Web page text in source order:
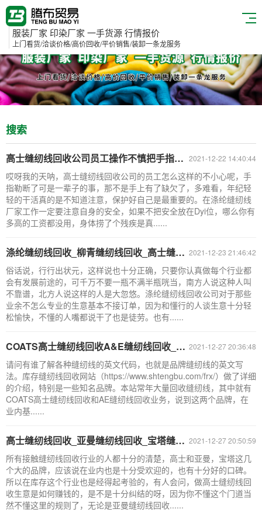
服装厂家 印染厂家 一手货源 行情报价
上门看货/洽谈价格/高价回收/平价销售/装卸一条龙服务
搜索
2021-12-22 14:40:44
高士缝纫线回收公司员工操作不慎把手指勒断
哎呀我的天呐，高士缝纫线回收公司的员工怎么这样的不小心呢，手
指勒断了可是一辈子的事，那不是手上有了缺欠了，多难看，年纪轻
轻的干活真的是不知道注意，保护好自己是最重要的。在涤纶缝纫线
厂家工作一定要注意自身的安全，如果不把安全放在Dyi位，哪么你有
多高的工资都没用，身体捞了个残疾是真......
2021-12-23 21:46:42
涤纶缝纫线回收_柳青缝纫线回收_高士缝纫线回收公司
俗话说，行行出状元，这样说也十分正确，只要你认真做每个行业都
会有发展前途的，可千万不要一瓶不满半瓶咣当，南方人说这种人叫
不靠谱，北方人说这样的人是大忽悠。涤纶缝纫线回收公司对于那些
业余不怎么专业的生意基本不接订单，因为和懂行的人谈生意十分轻
松愉快，不懂的人嘴都说干了也是徒劳。也有......
2021-12-27 20:36:48
COATS高士缝纫线回收A&E缝纫线回收_库存缝纫线回收网站
请问有谁了解各种缝纫线的英文代码，也就是品牌缝纫线的英文写
法。库存缝纫线回收网站（https://www.shtengbu.com/frx/）做了详细
的介绍，特别是一些知名品牌。本站常年大量回收缝纫线，其中就有
COATS高士缝纫线回收和AE缝纫线回收业务，说到这两个品牌，在
业内基......
2021-12-27 20:50:59
高士缝纫线回收_亚曼缝纫线回收_宝塔缝纫线回收厂家
所有接触缝纫线回收行业的人都十分的清楚，高士和亚曼，宝塔这几
个大的品牌，应该说在业内也是十分受欢迎的，也有十分好的口碑。
所以在库存这个行业也是经得起考验的，有人会问，做高士缝纫线回
收生意是如何赚钱的，是不是十分纠结的呀，因为你不懂这个门道当
然不懂这里的规则了，无论是亚曼缝纫线回收......